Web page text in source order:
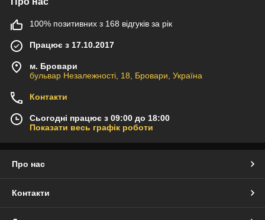
100% позитивних з 168 відгуків за рік
Працює з 17.10.2017
м. Бровари
бульвар Незалежності, 18, Бровари, Україна
Контакти
Сьогодні працює з 09:00 до 18:00
Показати весь графік роботи
Про нас
Контакти